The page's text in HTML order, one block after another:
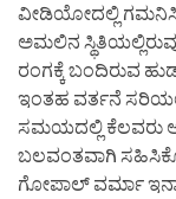
ವೀಡಿಯೋದಲ್ಲಿ
ಅಮಲಿನ
ರಂಗಕ್ಕೆ ಬಂದಿರುವ
ಇಂತಹ ವರ್ತನೆ
ಸಮಯದಲ್ಲಿ ಕೆಲವರು ಆ
ಬಲವಂತವಾಗಿ
ಗೋಪಾಲ್ ವರ್ಮಾ